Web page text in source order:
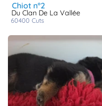
chiot n°2
Du Clan De La Vallée
60400 cuts